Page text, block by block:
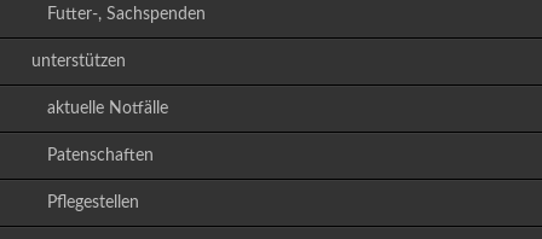
Futter-, Sachspenden
unterstützen
aktuelle Notfälle
Patenschaften
Pflegestellen